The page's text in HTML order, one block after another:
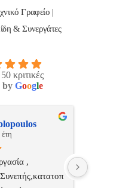
Γραφείο |
& Συνεργάτες
κριτικές
by Google